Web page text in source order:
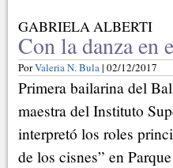
GABRIELA ALBERTI
Con la danza en
PorValeria N. Bula| 02/12/2017
Primera bailarina del
maestra del Instituto
interpretó los roles
de los cisnes” en